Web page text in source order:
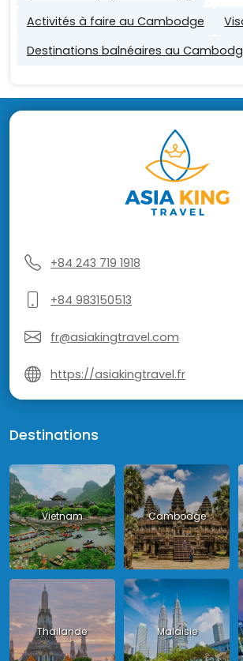
Activités à faire au Cambodge
Destinations balnéaires au
+84 243 719 1918
+84 983150513
fr@asiakingtravel.com
https://asiakingtravel.fr
Destinations
Vietnam Cambodge
Thailande Malaisie